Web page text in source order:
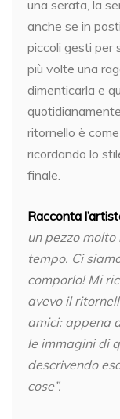
una serata, la
anche se in
piccoli gesti per
più volte una
dimenticarla e
ritornello è
ricordando lo
finale.
Racconta
un pezzo
tempo. Ci
comporlo! Mi
avevo il
amici: appena
le immagini di
descrivendo
cose”.